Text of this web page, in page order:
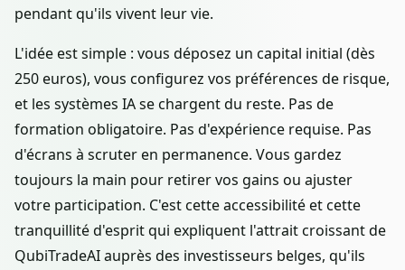
pendant qu'ils vivent leur vie.
L'idée est simple : vous déposez un capital initial (dès
250 euros), vous configurez vos préférences de risque,
et les systèmes IA se chargent du reste. Pas de
formation obligatoire. Pas d'expérience requise. Pas
d'écrans à scruter en permanence. Vous gardez
toujours la main pour retirer vos gains ou ajuster
votre participation. C'est cette accessibilité et cette
tranquillité d'esprit qui expliquent l'attrait croissant de
QubiTradeAI auprès des investisseurs belges, qu'ils